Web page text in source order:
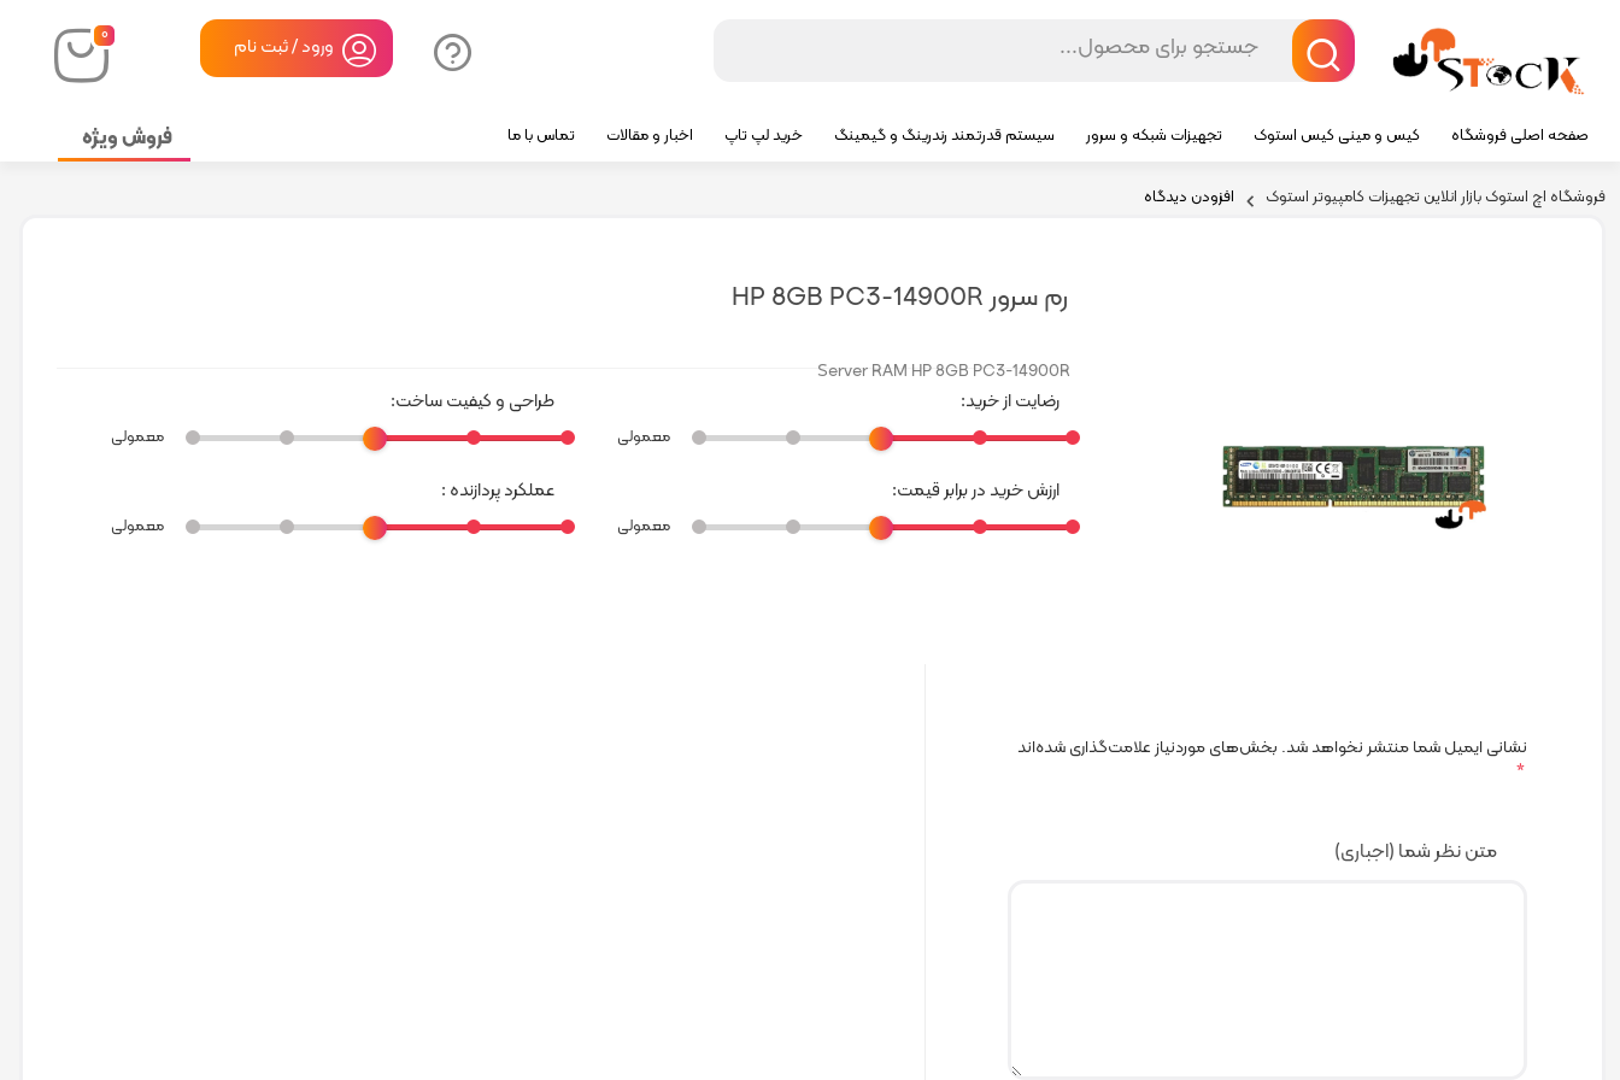
۰ ورود / ثبت نام
صفحه اصلی فروشگاه کیس و مینی کیس استوک تجهیزات شبکه و سرور سیستم قدرتمند رندرینگ و گیمینگ خرید لپ تاپ اخبار و مقالات تماس با ما فروش ویژه
فروشگاه اچ استوک بازار انلاین تجهیزات کامپیوتر استوک افزودن دیدگاه
رم سرور HP 8GB PC3-14900R
Server RAM HP 8GB PC3-14900R
رضایت از خرید:
معمولی
طراحی و کیفیت ساخت:
معمولی
ارزش خرید در برابر قیمت:
معمولی
عملکرد پردازنده :
معمولی
نشانی ایمیل شما منتشر نخواهد شد. بخش‌های موردنیاز علامت‌گذاری شده‌اند
*
متن نظر شما (اجباری)